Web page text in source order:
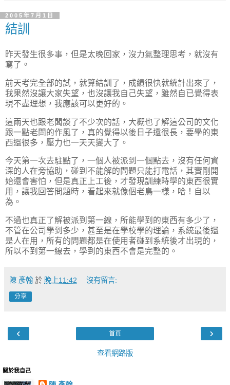
2005年7月1日
結訓
昨天發生很多事，但是太晚回家，沒力氣整理思考，就沒有
寫了。
前天考完全部的試，就算結訓了，成績很快就統計出來了，
我果然沒讓大家失望，也沒讓我自己失望，雖然自已覺得表
現不盡理想，我應該可以更好的。
這兩天也跟老闆談了不少次的話，大概也了解這公司的文化
跟一點老闆的作風了，真的覺得以後日子還很長，要學的東
西還很多，壓力也一天天變大了。
今天第一次去駐點了，一個人被派到一個點去，沒有任何資
深的人在旁協助，碰到不能解的問題只能打電話，其實剛開
始還會害怕，但是真正上工後，才發現訓練時學的東西很實
用，讓我回答問題時，看起來就像個老鳥一樣，哈！自以
為。
不過也真正了解被派到第一線，所能學到的東西有多少了，
不管在公司學到多少，甚至是在學校學的理論，系統最後還
是人在用，所有的問題都是在使用者碰到系統後才出現的，
所以不到第一線去，學到的東西不會是完整的。
陳 彥翰 於 晚上11:42 沒有留言:
分享
‹ ›
首頁
查看網路版
關於我自己